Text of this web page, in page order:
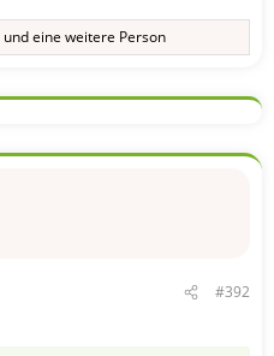
und eine weitere Person
#392